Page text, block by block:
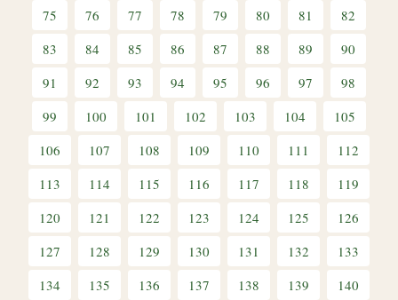
75
76 77 78 79 80 81
82
83
84 85 86 87 88 89
90
91
92 93 94 95 96 97
98
99
100 101 102 103 104
105
106
107 108 109 110 111
112
113
114 115 116 117 118
119
120
121 122 123 124 125
126
127
128 129 130 131 132
133
134
135 136 137 138 139
140